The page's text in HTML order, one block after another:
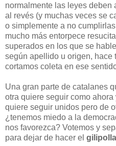
normalmente las leyes deben
al revés (y muchas veces se
o simplemente a no
mucho más entorpece
superados en los que se
según apellido u origen, hace
cortamos coleta en ese
Una gran parte de catalanes
otra quiere seguir como
quiere seguir unidos pero de
¿tenemos miedo a la
nos favorezca? Votemos y
para dejar de hacer el